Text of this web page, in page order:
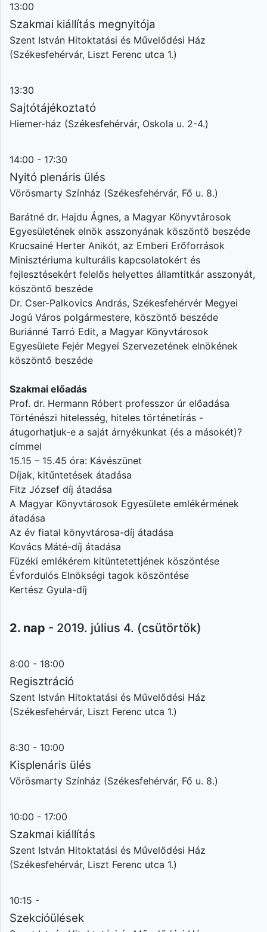
13:00
Szakmai kiállítás megnyitója
Szent István Hitoktatási és Művelődési Ház
(Székesfehérvár, Liszt Ferenc utca 1.)
13:30
Sajtótájékoztató
Hiemer-ház (Székesfehérvár, Oskola u. 2-4.)
14:00 - 17:30
Nyitó plenáris ülés
Vörösmarty Színház (Székesfehérvár, Fő u. 8.)
Barátné dr. Hajdu Ágnes, a Magyar Könyvtárosok
Egyesületének elnök asszonyának köszöntő beszéde
Krucsainé Herter Anikót, az Emberi Erőforrások
Minisztériuma kulturális kapcsolatokért és
fejlesztésekért felelős helyettes államtitkár asszonyát,
köszöntő beszéde
Dr. Cser-Palkovics András, Székesfehérvér Megyei
Jogú Város polgármestere, köszöntő beszéde
Buriánné Tarró Edit, a Magyar Könyvtárosok
Egyesülete Fejér Megyei Szervezetének elnökének
köszöntő beszéde
Szakmai előadás
Prof. dr. Hermann Róbert professzor úr előadása
Történészi hitelesség, hiteles történetírás -
átugorhatjuk-e a saját árnyékunkat (és a másokét)?
címmel
15.15 – 15.45 óra: Kávészünet
Díjak, kitűntetések átadása
Fitz József díj átadása
A Magyar Könyvtárosok Egyesülete emlékérmének
átadása
Az év fiatal könyvtárosa-díj átadása
Kovács Máté-díj átadása
Füzéki emlékérem kitüntetettjének köszöntése
Évfordulós Elnökségi tagok köszöntése
Kertész Gyula-díj
2. nap - 2019. július 4. (csütörtök)
8:00 - 18:00
Regisztráció
Szent István Hitoktatási és Művelődési Ház
(Székesfehérvár, Liszt Ferenc utca 1.)
8:30 - 10:00
Kisplenáris ülés
Vörösmarty Színház (Székesfehérvár, Fő u. 8.)
10:00 - 17:00
Szakmai kiállítás
Szent István Hitoktatási és Művelődési Ház
(Székesfehérvár, Liszt Ferenc utca 1.)
10:15 -
Szekcióülések